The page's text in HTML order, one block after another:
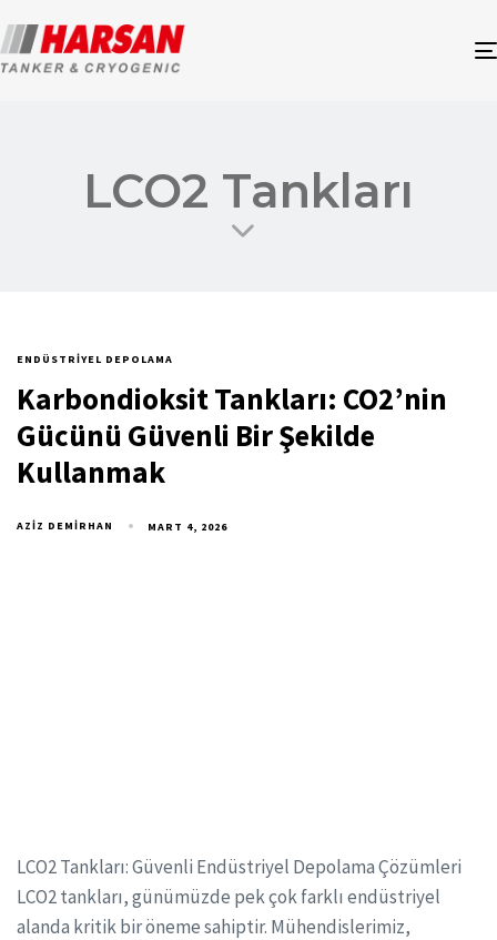
LCO2 Tankları
ENDÜSTRIYEL DEPOLAMA
Karbondioksit Tankları: CO2’nin
Gücünü Güvenli Bir Şekilde
Kullanmak
AZIZ DEMIRHAN MART 4, 2026
LCO2 Tankları: Güvenli Endüstriyel Depolama Çözümleri
LCO2 tankları, günümüzde pek çok farklı endüstriyel
alanda kritik bir öneme sahiptir. Mühendislerimiz,